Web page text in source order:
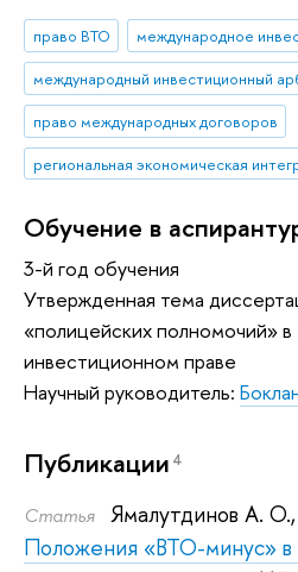
право ВТО
международное
международный инвестиционный
право международных договоров
региональная экономическая
Обучение в
3-й год обучения
Утвержденная тема
«полицейских полномочий»
инвестиционном праве
Научный руководитель:
Публикации 4
Статья Ямалутдинов А. О.,
Положения «ВТО-минус» в